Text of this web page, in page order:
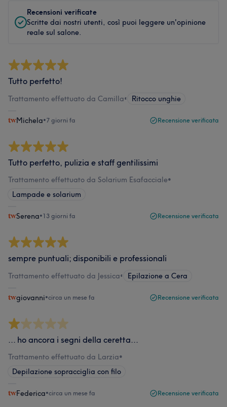
Recensioni verificate
Scritte dai nostri utenti, così puoi leggere un'opinione
reale sul salone.
Tutto perfetto!
Trattamento effettuato da Camilla• Ritocco unghie
Michela•7 giorni fa Recensione verificata
Tutto perfetto, pulizia e staff gentilissimi
Trattamento effettuato da Solarium Esafacciale•
Lampade e solarium
Serena•13 giorni fa Recensione verificata
sempre puntuali; disponibili e professionali
Trattamento effettuato da Jessica• Epilazione a Cera
giovanni•circa un mese fa Recensione verificata
... ho ancora i segni della ceretta...
Trattamento effettuato da Larzia•
Depilazione sopracciglia con filo
Federica•circa un mese fa Recensione verificata